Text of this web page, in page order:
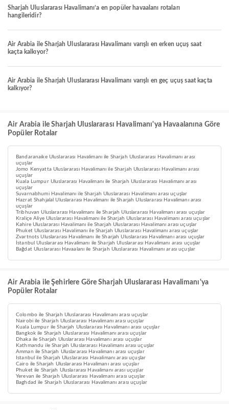
Sharjah Uluslararası Havalimanı’a en popüler havaalanı rotaları
hangileridir?
Air Arabia ile Sharjah Uluslararası Havalimanı varışlı en erken uçuş saat
kaçta kalkıyor?
Air Arabia ile Sharjah Uluslararası Havalimanı varışlı en geç uçuş saat kaçta
kalkıyor?
Air Arabia ile Sharjah Uluslararası Havalimanı'ya Havaalanına Göre
Popüler Rotalar
Bandaranaike Uluslararası Havalimanı ile Sharjah Uluslararası Havalimanı arası
uçuşlar
Jomo Kenyatta Uluslararası Havalimanı ile Sharjah Uluslararası Havalimanı arası
uçuşlar
Kuala Lumpur Uluslararası Havalimanı ile Sharjah Uluslararası Havalimanı arası
uçuşlar
Suvarnabhumi Havalimanı ile Sharjah Uluslararası Havalimanı arası uçuşlar
Hazrat Shahjalal Uluslararası Havalimanı ile Sharjah Uluslararası Havalimanı arası
uçuşlar
Tribhuvan Uluslararası Havalimanı ile Sharjah Uluslararası Havalimanı arası uçuşlar
Kraliçe Aliye Uluslararası Havalimanı ile Sharjah Uluslararası Havalimanı arası uçuşlar
Kahire Uluslararası Havalimanı ile Sharjah Uluslararası Havalimanı arası uçuşlar
Phuket Uluslararası Havalimanı ile Sharjah Uluslararası Havalimanı arası uçuşlar
Zvartnots Uluslararası Havalimanı ile Sharjah Uluslararası Havalimanı arası uçuşlar
İstanbul Uluslararası Havalimanı ile Sharjah Uluslararası Havalimanı arası uçuşlar
Bağdat Uluslararası Havaalanı ile Sharjah Uluslararası Havalimanı arası uçuşlar
Air Arabia ile Şehirlere Göre Sharjah Uluslararası Havalimanı'ya
Popüler Rotalar
Colombo ile Sharjah Uluslararası Havalimanı arası uçuşlar
Nairobi ile Sharjah Uluslararası Havalimanı arası uçuşlar
Kuala Lumpur ile Sharjah Uluslararası Havalimanı arası uçuşlar
Bangkok ile Sharjah Uluslararası Havalimanı arası uçuşlar
Dhaka ile Sharjah Uluslararası Havalimanı arası uçuşlar
Kathmandu ile Sharjah Uluslararası Havalimanı arası uçuşlar
Amman ile Sharjah Uluslararası Havalimanı arası uçuşlar
Istanbul ile Sharjah Uluslararası Havalimanı arası uçuşlar
Cairo ile Sharjah Uluslararası Havalimanı arası uçuşlar
Phuket ile Sharjah Uluslararası Havalimanı arası uçuşlar
Yerevan ile Sharjah Uluslararası Havalimanı arası uçuşlar
Baghdad ile Sharjah Uluslararası Havalimanı arası uçuşlar